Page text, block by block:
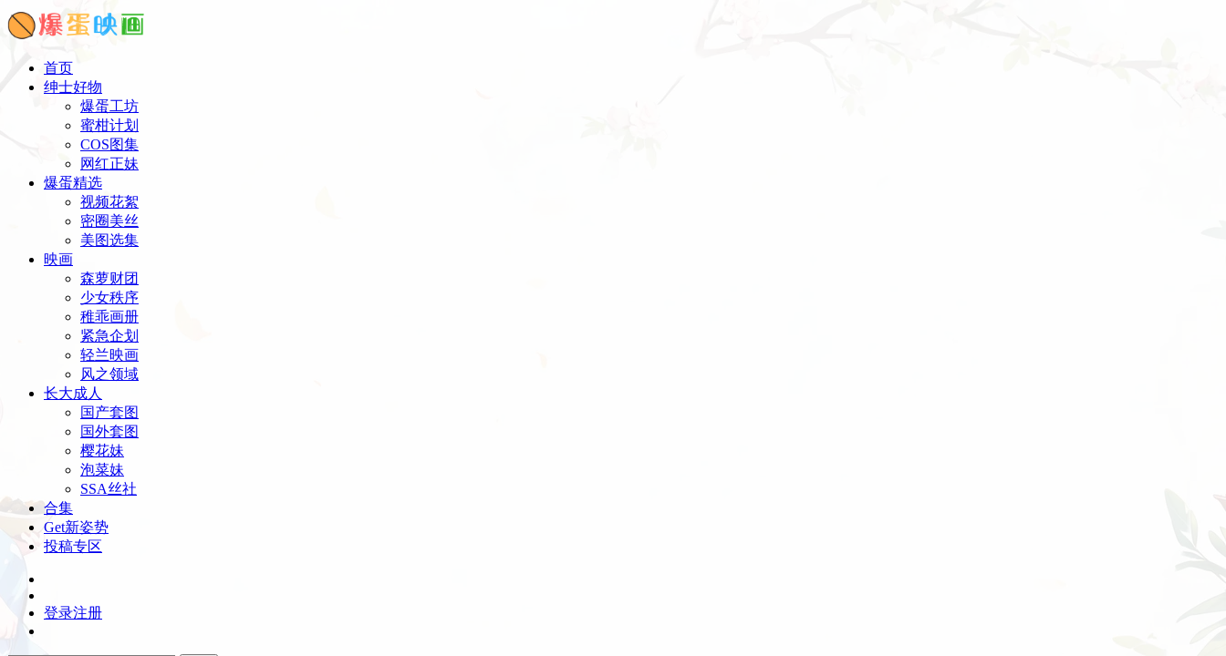
首页
绅士好物
爆蛋工坊
蜜柑计划
COS图集
网红正妹
爆蛋精选
视频花絮
密圈美丝
美图选集
映画
森萝财团
少女秩序
稚乖画册
紧急企划
轻兰映画
风之领域
长大成人
国产套图
国外套图
樱花妹
泡菜妹
SSA丝社
合集
Get新姿势
投稿专区
登录注册